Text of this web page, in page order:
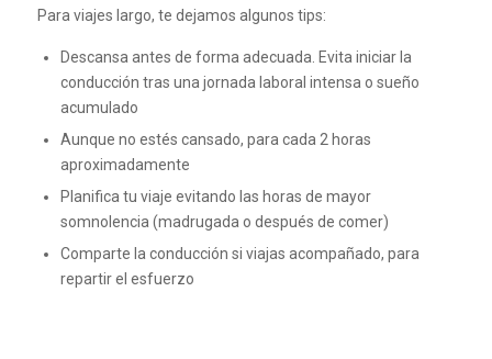
Para viajes largo, te dejamos algunos tips:
Descansa antes de forma adecuada. Evita iniciar la
conducción tras una jornada laboral intensa o sueño
acumulado
Aunque no estés cansado, para cada 2 horas
aproximadamente
Planifica tu viaje evitando las horas de mayor
somnolencia (madrugada o después de comer)
Comparte la conducción si viajas acompañado, para
repartir el esfuerzo